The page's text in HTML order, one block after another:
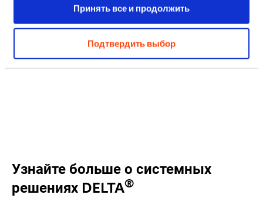
Принять все и продолжить
Подтвердить выбор
кровельного союза (далее - СТО) по выбору
конструктивных решений подкровельного слоя
Узнайте больше о системных
решениях DELTA®